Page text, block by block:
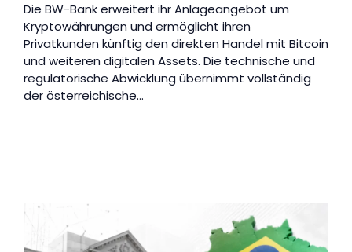
Die BW-Bank erweitert ihr Anlageangebot um
Kryptowährungen und ermöglicht ihren
Privatkunden künftig den direkten Handel mit Bitcoin
und weiteren digitalen Assets. Die technische und
regulatorische Abwicklung übernimmt vollständig
der österreichische…